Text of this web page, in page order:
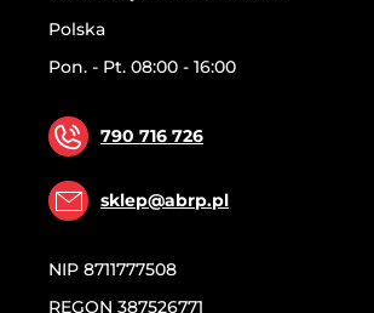
Polska
Pon. - Pt. 08:00 - 16:00
790 716 726
sklep@abrp.pl
NIP 8711777508
REGON 387526771